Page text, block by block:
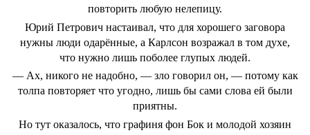
повторить любую нелепицу.
Юрий Петрович настаивал, что для хорошего заговора
нужны люди одарённые, а Карлсон возражал в том духе,
что нужно лишь поболее глупых людей.
― Ах, никого не надобно, ― зло говорил он, ― потому как
толпа повторяет что угодно, лишь бы сами слова ей были
приятны.
Но тут оказалось, что графиня фон Бок и молодой хозяин